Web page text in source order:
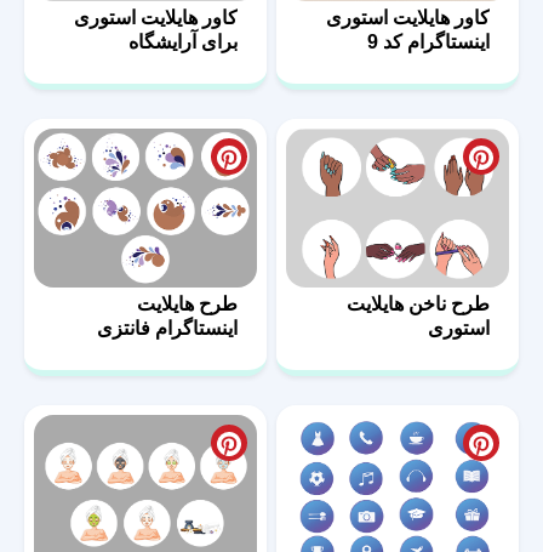
کاور هایلایت استوری
اینستاگرام کد 9
کاور هایلایت استوری
برای آرایشگاه
طرح ناخن هایلایت
استوری
طرح هایلایت
اینستاگرام فانتزی